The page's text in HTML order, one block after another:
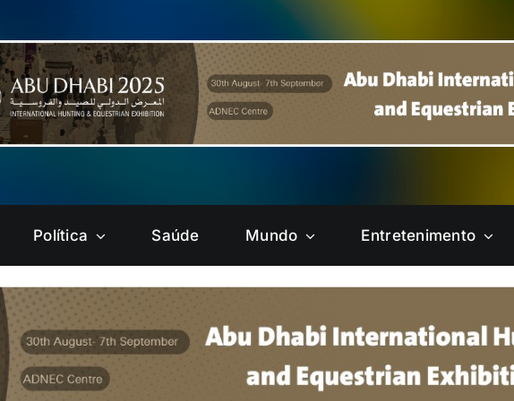
Brazlândia Candangolândia Ceilândia
Gama Guará Itapoã
Núcleo
Bandeirante
Paranoá Park Way
Política Saúde Mundo Entretenimento